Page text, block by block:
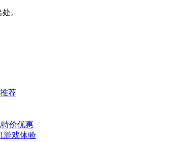
。
荐
价优惠
游戏体验